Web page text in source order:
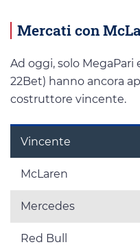
Mercati con
Ad oggi, solo MegaPari
22Bet) hanno ancora
costruttore vincente.
Vincente
McLaren
Mercedes
Red Bull